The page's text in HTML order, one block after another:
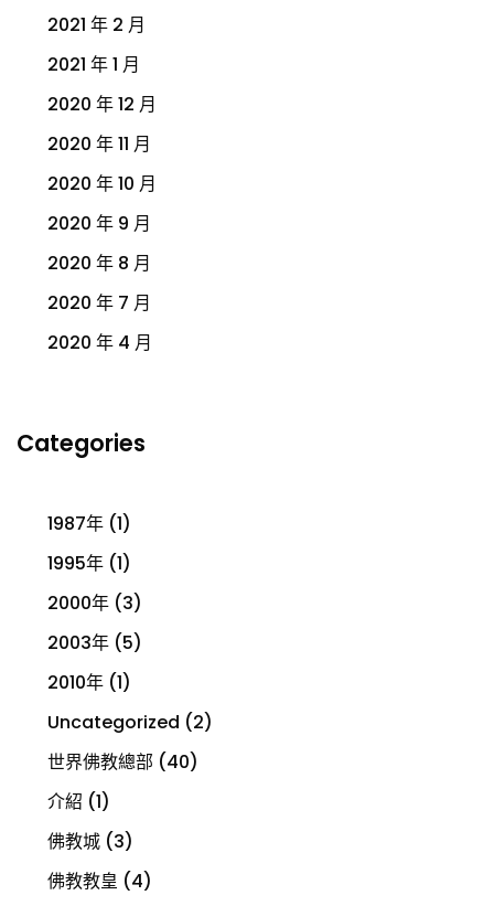
2021 年 2 月
2021 年 1 月
2020 年 12 月
2020 年 11 月
2020 年 10 月
2020 年 9 月
2020 年 8 月
2020 年 7 月
2020 年 4 月
Categories
1987年 (1)
1995年 (1)
2000年 (3)
2003年 (5)
2010年 (1)
Uncategorized (2)
世界佛教總部 (40)
介紹 (1)
佛教城 (3)
佛教教皇 (4)